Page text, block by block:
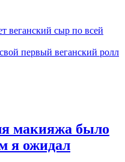
веганский сыр по всей
первый веганский ролл
макияжа было
я ожидал